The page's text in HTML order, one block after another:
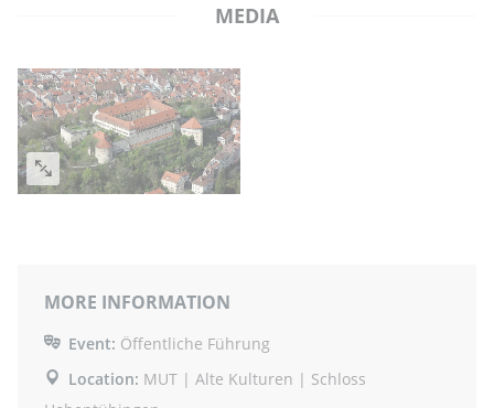
MEDIA
MORE INFORMATION
Event: Öffentliche Führung
Location: MUT | Alte Kulturen | Schloss